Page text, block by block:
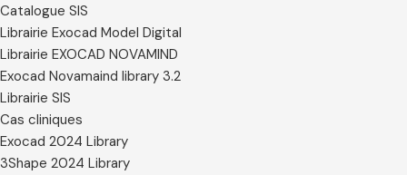
Catalogue SIS
Librairie Exocad Model Digital
Librairie EXOCAD NOVAMIND
Exocad Novamaind library 3.2
Librairie SIS
Cas cliniques
Exocad 2024 Library
3Shape 2024 Library